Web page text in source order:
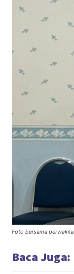
Foto bersama
Baca Juga: